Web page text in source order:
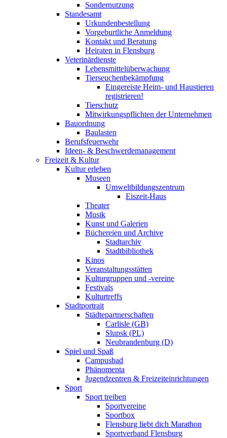
Sondernutzung
Standesamt
Urkundenbestellung
Vorgeburtliche Anmeldung
Kontakt und Beratung
Heiraten in Flensburg
Veterinärdienste
Lebensmittelüberwachung
Tierseuchenbekämpfung
Eingereiste Heim- und Haustieren
registrieren!
Tierschutz
Mitwirkungspflichten der Unternehmen
Bauordnung
Baulasten
Berufsfeuerwehr
Ideen- & Beschwerdemanagement
Freizeit & Kultur
Kultur erleben
Museen
Umweltbildungszentrum
Eiszeit-Haus
Theater
Musik
Kunst und Galerien
Büchereien und Archive
Stadtarchiv
Stadtbibliothek
Kinos
Veranstaltungsstätten
Kulturgruppen und -vereine
Festivals
Kulturtreffs
Stadtportrait
Städtepartnerschaften
Carlisle (GB)
Slupsk (PL)
Neubrandenburg (D)
Spiel und Spaß
Campusbad
Phänomenta
Jugendzentren & Freizeiteinrichtungen
Sport
Sport treiben
Sportvereine
Sportbox
Flensburg liebt dich Marathon
Sportverband Flensburg